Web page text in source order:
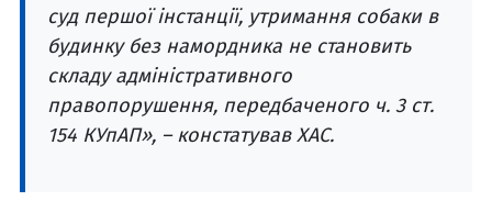
суд першої інстанції, утримання собаки в
будинку без намордника не становить
складу адміністративного
правопорушення, передбаченого ч. 3 ст.
154 КУпАП», – констатував ХАС.